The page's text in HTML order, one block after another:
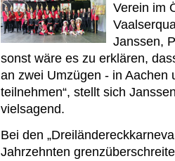
Verein im
Janssen,
sonst wäre es zu erklären,
an zwei Umzügen - in Aachen
teilnehmen“, stellt sich
vielsagend.
Bei den
Jahrzehnten